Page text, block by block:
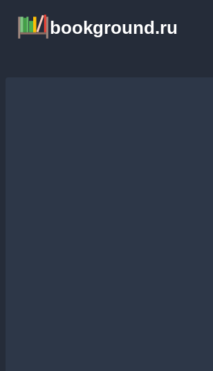
содержимому
bookground.ru